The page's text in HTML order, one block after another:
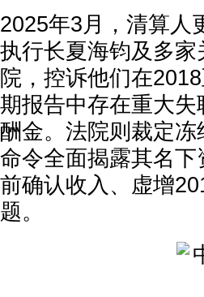
2025年3月，清算人
执行长夏海钧及多
院，控诉他们在
期报告中存在重大
酬金。法院则裁定
命令全面揭露其名
前确认收入、虚增
题。